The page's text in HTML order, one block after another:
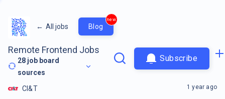
← All jobs Blog
new
Remote Frontend Jobs
28 job board
sources
Subscribe
CI&T 1 year ago